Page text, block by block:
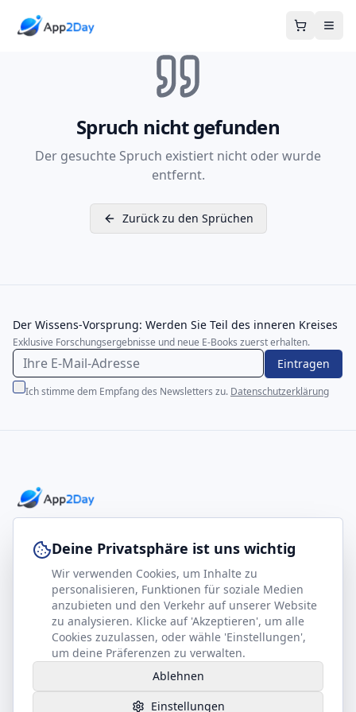
Spruch nicht gefunden
Der gesuchte Spruch existiert nicht oder wurde
entfernt.
Zurück zu den Sprüchen
Der Wissens-Vorsprung: Werden Sie Teil des inneren Kreises
Exklusive Forschungsergebnisse und neue E-Books zuerst erhalten.
Eintragen
Ich stimme dem Empfang des Newsletters zu. Datenschutzerklärung
footer.company
Kontakt
Partner werden
Gesundheits-Kompass
Rechtliches
Impressum
Datenschutz
AGB
Deine Privatsphäre ist uns wichtig
Wir verwenden Cookies, um Inhalte zu
personalisieren, Funktionen für soziale Medien
anzubieten und den Verkehr auf unserer Website
zu analysieren. Klicke auf 'Akzeptieren', um alle
Cookies zuzulassen, oder wähle 'Einstellungen',
um deine Präferenzen zu verwalten.
Ablehnen
Einstellungen
Hilfe benötigt?